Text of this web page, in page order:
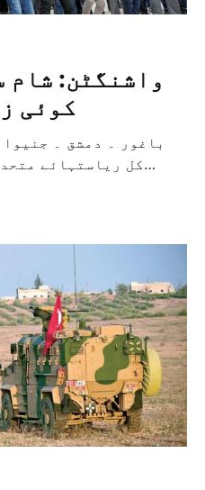
واشنگٹن: شام
کوئی
باغور ۔ دمشق ۔
کل ریاستہائے
مسترد کر دیا ہے جبکہ